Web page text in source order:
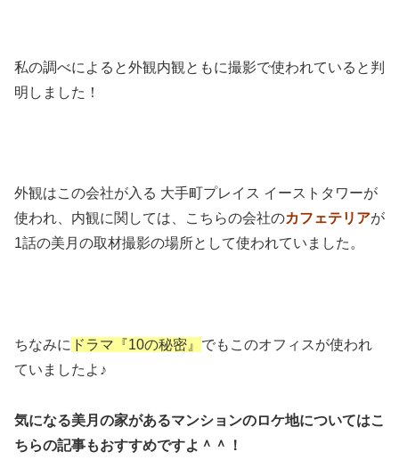
私の調べによると外観内観ともに撮影で使われていると判
明しました！
外観はこの会社が入る 大手町プレイス イーストタワーが
使われ、内観に関しては、こちらの会社のカフェテリアが
1話の美月の取材撮影の場所として使われていました。
ちなみに ドラマ『10の秘密』 でもこのオフィスが使われ
ていましたよ♪
気になる美月の家があるマンションのロケ地についてはこ
ちらの記事もおすすめですよ＾＾！